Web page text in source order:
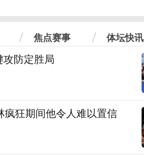
焦点赛事 体坛快讯
防定胜局
狂期间他令人难以置信